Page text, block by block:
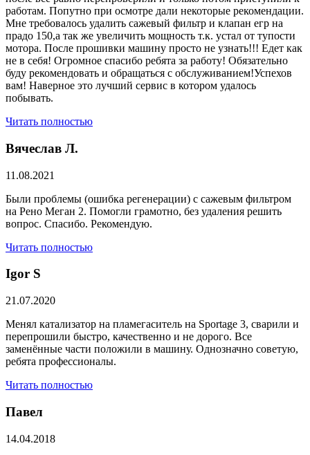
работам. Попутно при осмотре дали некоторые рекомендации.
Мне требовалось удалить сажевый фильтр и клапан егр на
прадо 150,а так же увеличить мощность т.к. устал от тупости
мотора. После прошивки машину просто не узнать!!! Едет как
не в себя! Огромное спасибо ребята за работу! Обязательно
буду рекомендовать и обращаться с обслуживанием!Успехов
вам! Наверное это лучший сервис в котором удалось
побывать.
Читать полностью
Вячеслав Л.
11.08.2021
Были проблемы (ошибка регенерации) с сажевым фильтром
на Рено Меган 2. Помогли грамотно, без удаления решить
вопрос. Спасибо. Рекомендую.
Читать полностью
​Igor S
21.07.2020
Менял катализатор на пламегаситель на Sportage 3, сварили и
перепрошили быстро, качественно и не дорого. Все
заменённые части положили в машину. Однозначно советую,
ребята профессионалы.
Читать полностью
Павел
14.04.2018